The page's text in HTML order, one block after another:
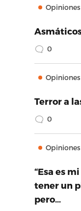
Opiniones
0
Opiniones
Terror a
0
Opiniones
“Esa es
tener un
pero…